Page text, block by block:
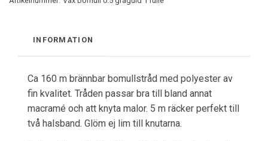
INFORMATION
Ca 160 m brännbar bomullstråd med polyester av
fin kvalitet. Tråden passar bra till bland annat
macramé och att knyta malor. 5 m räcker perfekt till
två halsband. Glöm ej lim till knutarna.